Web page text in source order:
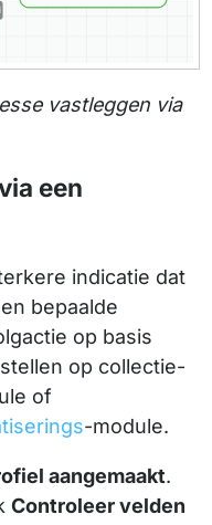
vastleggen via
een
indicatie dat
bepaalde
op basis
op collectie-
of
-module.
aangemaakt.
Controleer velden